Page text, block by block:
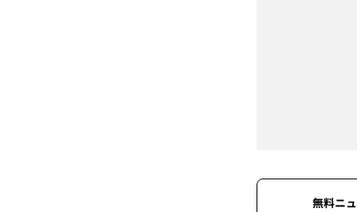
無料ニ